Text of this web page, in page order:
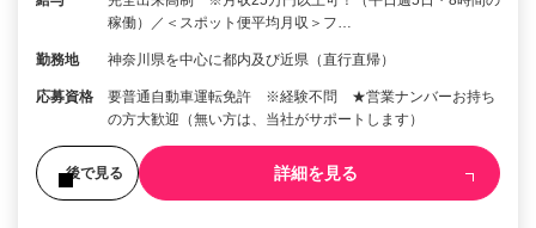
稼働）／＜スポット便平均月収＞フ…
勤務地 神奈川県を中心に都内及び近県（直行直帰）
応募資格
要普通自動車運転免許 ※経験不問 ★営業ナンバーお持ち
の方大歓迎（無い方は、当社がサポートします）
後で見る 詳細を見る